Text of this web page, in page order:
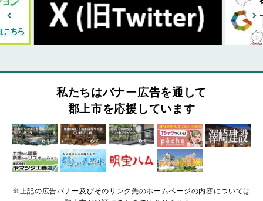
私たちはバナー広告を通して
郡上市を応援しています
※上記の広告バナー及びそのリンク先のホームページの内容については